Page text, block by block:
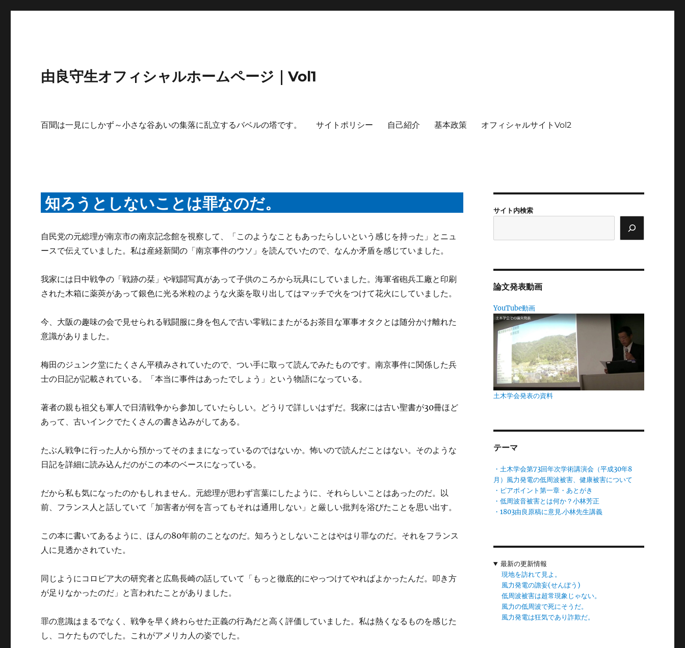
由良守生オフィシャルホームページ｜Vol1
百聞は一見にしかず～小さな谷あいの集落に乱立するバベルの塔です。 サイトポリシー 自己紹介 基本政策 オフィシャルサイトVol2
知ろうとしないことは罪なのだ。
自民党の元総理が南京市の南京記念館を視察して、「このようなこともあったらしいという感じを持った」とニュ
ースで伝えていました。私は産経新聞の「南京事件のウソ」を読んでいたので、なんか矛盾を感じていました。
我家には日中戦争の「戦跡の栞」や戦闘写真があって子供のころから玩具にしていました。海軍省砲兵工廠と印刷
された木箱に薬莢があって銀色に光る米粒のような火薬を取り出してはマッチで火をつけて花火にしていました。
今、大阪の趣味の会で見せられる戦闘服に身を包んで古い零戦にまたがるお茶目な軍事オタクとは随分かけ離れた
意識がありました。
梅田のジュンク堂にたくさん平積みされていたので、つい手に取って読んでみたものです。南京事件に関係した兵
士の日記が記載されている。「本当に事件はあったでしょう」という物語になっている。
著者の親も祖父も軍人で日清戦争から参加していたらしい。どうりで詳しいはずだ。我家には古い聖書が30冊ほど
あって、古いインクでたくさんの書き込みがしてある。
たぶん戦争に行った人から預かってそのままになっているのではないか。怖いので読んだことはない。そのような
日記を詳細に読み込んだのがこの本のベースになっている。
だから私も気になったのかもしれません。元総理が思わず言葉にしたように、それらしいことはあったのだ。以
前、フランス人と話していて「加害者が何を言ってもそれは通用しない」と厳しい批判を浴びたことを思い出す。
この本に書いてあるように、ほんの80年前のことなのだ。知ろうとしないことはやはり罪なのだ。それをフランス
人に見透かされていた。
同じようにコロビア大の研究者と広島長崎の話していて「もっと徹底的にやっつけてやればよかったんだ。叩き方
が足りなかったのだ」と言われたことがありました。
罪の意識はまるでなく、戦争を早く終わらせた正義の行為だと高く評価していました。私は熱くなるものを感じた
し、コケたものでした。これがアメリカ人の姿でした。
サイト内検索
論文発表動画
YouTube動画
土木学会発表の資料
テーマ
・土木学会第73回年次学術講演会（平成30年8
月）風力発電の低周波被害、健康被害について
・ピアポイント第一章・あとがき
・低周波音被害とは何か？小林芳正
・1803由良原稿に意見.小林先生講義
最新の更新情報
現地を訪れて見よ。
風力発電の譫妄(せんぼう)
低周波被害は超常現象じゃない。
風力の低周波で死にそうだ。
風力発電は狂気であり詐欺だ。